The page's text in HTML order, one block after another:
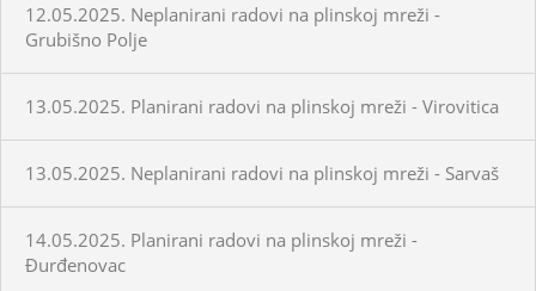
12.05.2025. Neplanirani radovi na plinskoj mreži -
Grubišno Polje
13.05.2025. Planirani radovi na plinskoj mreži - Virovitica
13.05.2025. Neplanirani radovi na plinskoj mreži - Sarvaš
14.05.2025. Planirani radovi na plinskoj mreži -
Đurđenovac